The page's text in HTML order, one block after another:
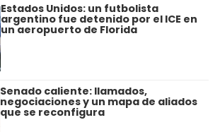
Estados Unidos: un futbolista
argentino fue detenido por el ICE en
un aeropuerto de Florida
Senado caliente: llamados,
negociaciones y un mapa de aliados
que se reconfigura